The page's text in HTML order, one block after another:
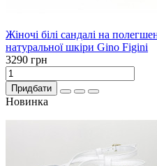
Жіночі білі сандалі на
натуральної шкіри Gino Figini
3290 грн
Придбати
Новинка